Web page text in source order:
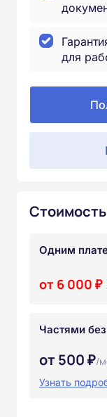
для
Одним
от 6 000 ₽
Частями
от 500 ₽/
Узнать